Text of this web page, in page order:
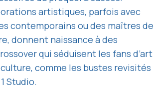
artistiques, parfois avec
contemporains ou des maîtres de
donnent naissance à des
qui séduisent les fans d’art
comme les bustes revisités
Studio.